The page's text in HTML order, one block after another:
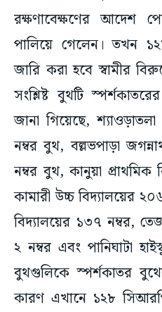
রক্ষণাবেক্ষণের আদেশ
পালিয়ে গেলেন। তখন
জারি করা হবে স্বামীর
সংশ্লিষ্ট বুথটি
জানা গিয়েছে,
নম্বর বুথ, বল্লভপাড়া
নম্বর বুথ, কানুয়া
কামারী উচ্চ বিদ্যালয়ের
বিদ্যালয়ের ১৩৭ নম্বর,
২ নম্বর এবং পানিঘাটা
বুথগুলিকে স্পর্শকাতর
কারণ এখানে ১২৮